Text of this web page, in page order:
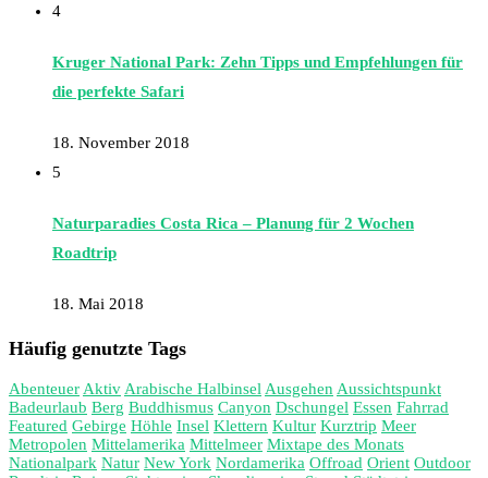
4
Kruger National Park: Zehn Tipps und Empfehlungen für
die perfekte Safari
18. November 2018
5
Naturparadies Costa Rica – Planung für 2 Wochen
Roadtrip
18. Mai 2018
Häufig genutzte Tags
Abenteuer Aktiv Arabische Halbinsel Ausgehen Aussichtspunkt
Badeurlaub Berg Buddhismus Canyon Dschungel Essen Fahrrad
Featured Gebirge Höhle Insel Klettern Kultur Kurztrip Meer
Metropolen Mittelamerika Mittelmeer Mixtape des Monats
Nationalpark Natur New York Nordamerika Offroad Orient Outdoor